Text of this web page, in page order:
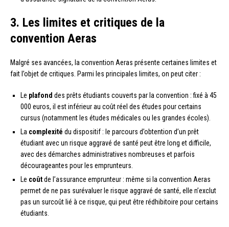
3. Les limites et critiques de la
convention Aeras
Malgré ses avancées, la convention Aeras présente certaines limites et
fait l’objet de critiques. Parmi les principales limites, on peut citer :
Le plafond des prêts étudiants couverts par la convention : fixé à 45
000 euros, il est inférieur au coût réel des études pour certains
cursus (notamment les études médicales ou les grandes écoles).
La complexité du dispositif : le parcours d’obtention d’un prêt
étudiant avec un risque aggravé de santé peut être long et difficile,
avec des démarches administratives nombreuses et parfois
décourageantes pour les emprunteurs.
Le coûtde l’assurance emprunteur : même si la convention Aeras
permet de ne pas surévaluer le risque aggravé de santé, elle n’exclut
pas un surcoût lié à ce risque, qui peut être rédhibitoire pour certains
étudiants.